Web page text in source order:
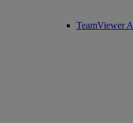
TeamViewer